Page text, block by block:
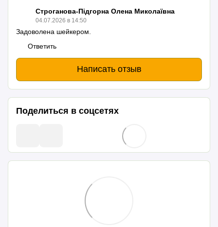
Строганова-Підгорна Олена Миколаївна
04.07.2026 в 14:50
Задоволена шейкером.
Ответить
Написать отзыв
Поделиться в соцсетях